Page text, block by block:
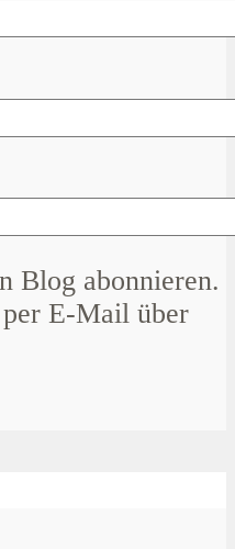
Blog abonnieren.
E-Mail über